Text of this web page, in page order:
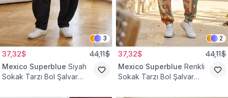
3
37,32$ 44,11$
Mexico Superblue Siyah
Sokak Tarzı Bol Şalvar
2
37,32$ 44,11$
Mexico Superblue Renkli
Sokak Tarzı Bol Şalvar